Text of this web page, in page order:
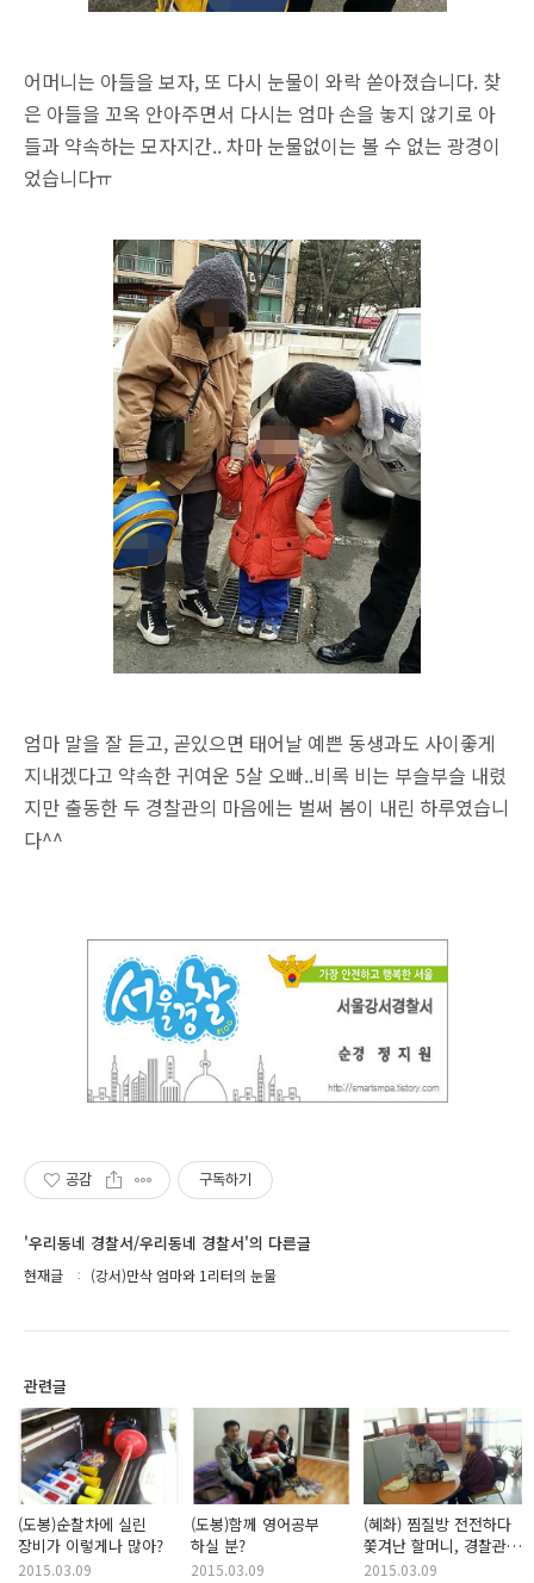
어머니는 아들을 보자, 또 다시 눈물이 와락 쏟아졌습니다. 찾
은 아들을 꼬옥 안아주면서 다시는 엄마 손을 놓지 않기로 아
들과 약속하는 모자지간.. 차마 눈물없이는 볼 수 없는 광경이
었습니다ㅠ
엄마 말을 잘 듣고, 곧있으면 태어날 예쁜 동생과도 사이좋게
지내겠다고 약속한 귀여운 5살 오빠..비록 비는 부슬부슬 내렸
지만 출동한 두 경찰관의 마음에는 벌써 봄이 내린 하루였습니
다^^
공감 구독하기
'우리동네 경찰서/우리동네 경찰서'의 다른글
현재글 (강서)만삭 엄마와 1리터의 눈물
관련글
(도봉)순찰차에 실린
장비가 이렇게나 많아?
2015.03.09
(도봉)함께 영어공부
하실 분?
2015.03.09
(혜화) 찜질방 전전하다
쫓겨난 할머니, 경찰관을
만나다
2015.03.09